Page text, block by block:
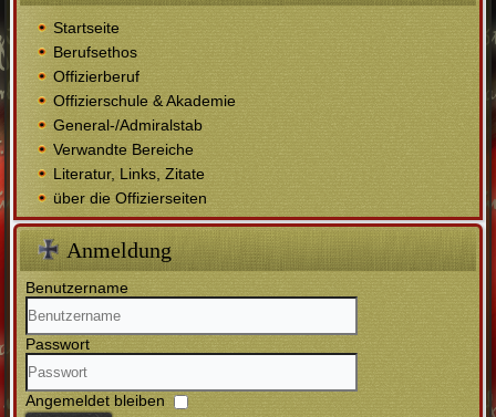
Startseite
Berufsethos
Offizierberuf
Offizierschule & Akademie
General-/Admiralstab
Verwandte Bereiche
Literatur, Links, Zitate
über die Offizierseiten
Anmeldung
Benutzername
Passwort
Angemeldet bleiben